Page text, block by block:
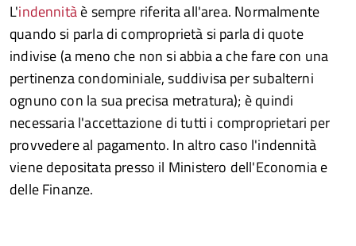
L'indennitàè sempre riferita all'area. Normalmente
quando si parla di comproprietà si parla di quote
indivise (a meno che non si abbia a che fare con una
pertinenza condominiale, suddivisa per subalterni
ognuno con la sua precisa metratura); è quindi
necessaria l'accettazione di tutti i comproprietari per
provvedere al pagamento. In altro caso l'indennità
viene depositata presso il Ministero dell'Economia e
delle Finanze.